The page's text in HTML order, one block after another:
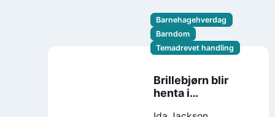
Barnehagehverdag
Barndom
Temadrevet handling
Brillebjørn blir
henta i